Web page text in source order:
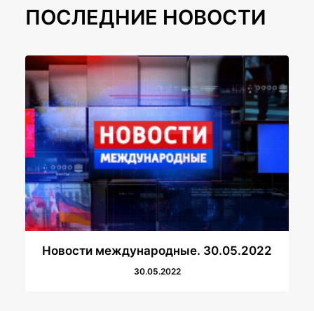
ПОСЛЕДНИЕ НОВОСТИ
Новости международные. 30.05.2022
30.05.2022